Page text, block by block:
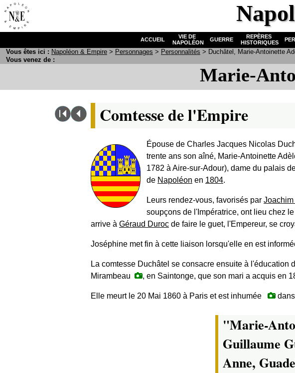
Marie-
Comtesse de l'Empire
Épouse de Charles Jacques Nicolas
trente ans son aîné, Marie-Antoinette
1782 à Aire-sur-Adour), dame du palais
de Napoléon en 1804.
Leurs rendez-vous, favorisés par Joachim
soupçons de l'Impératrice, ont lieu chez
arrive à Géraud Duroc de faire le guet, l'Empereur, se
Joséphine met fin à cette liaison lorsqu'elle en est
La comtesse Duchâtel se consacre ensuite à
Mirambeau
, en Saintonge, que son mari a acquis en
Elle meurt le 20 Mai 1860 à Paris et est inhumée
"Marie-
Guillaume
Anne,
ACCUEIL
VIE DE
NAPOLÉON
GUERRE
REPÈRES
HISTORIQUES
Vous êtes ici : Napoléon & Empire > Personnages > Personnalités > Duchâtel, Marie-Antoinette
Vous venez de :